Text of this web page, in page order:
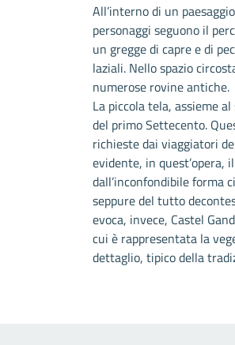
All’interno di un
personaggi seguono il
un gregge di capre e di
laziali. Nello spazio
numerose rovine antiche.
La piccola tela, assieme
del primo Settecento.
richieste dai viaggiatori
evidente, in
dall’inconfondibile forma
seppure del tutto
evoca, invece, Castel
cui è rappresentata la
dettaglio, tipico della